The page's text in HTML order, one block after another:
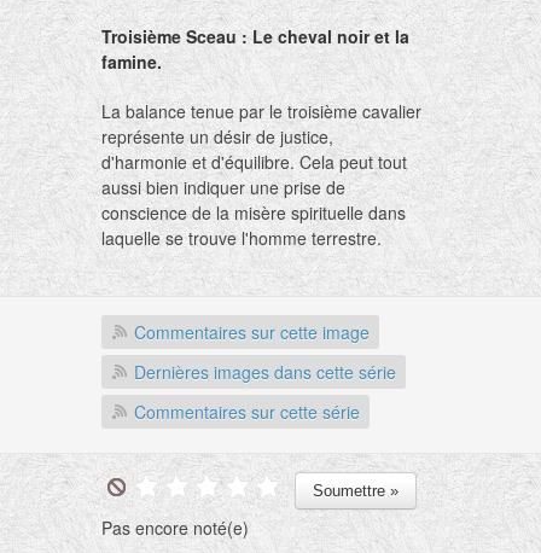
Troisième Sceau : Le cheval noir et la
famine.
La balance tenue par le troisième cavalier
représente un désir de justice,
d'harmonie et d'équilibre. Cela peut tout
aussi bien indiquer une prise de
conscience de la misère spirituelle dans
laquelle se trouve l'homme terrestre.
Le cheval "noir"
comme la nuit représente
les malheurs et la famine. À l'inverse de
l'interprétation habituelle, les chevaux,
souvent considérés comme
psychopompes, signifient ici l'émergence
dans le domaine matériel de principes
avancer sur le sentier.
Commentaires sur cette image
Dernières images dans cette série
Commentaires sur cette série
Pas encore noté(e)